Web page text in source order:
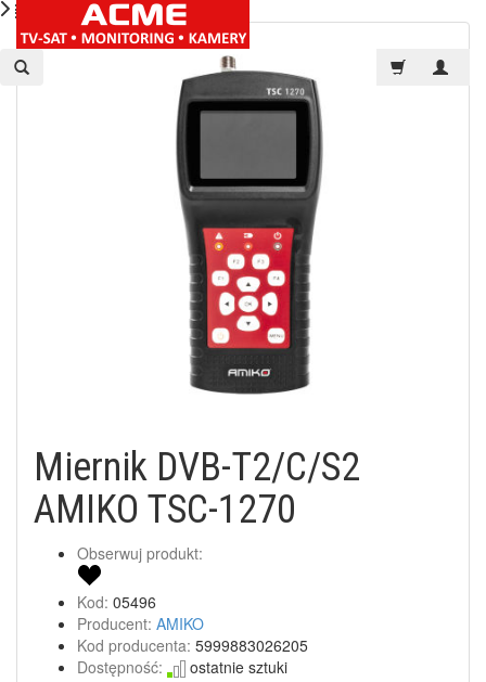
Miernik DVB-T2/C/S2
AMIKO TSC-1270
Obserwuj produkt:
Kod: 05496
Producent: AMIKO
Kod producenta: 5999883026205
Dostępność:
ostatnie sztuki